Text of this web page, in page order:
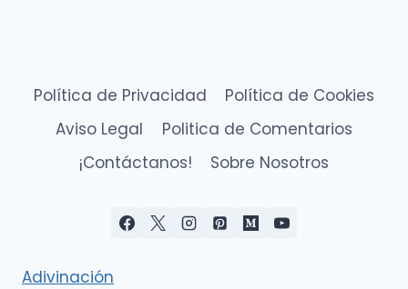
Política de Privacidad
Política de Cookies
Aviso Legal
Politica de Comentarios
¡Contáctanos!
Sobre Nosotros
Adivinación